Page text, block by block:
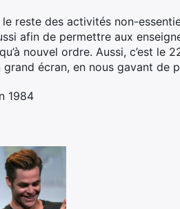
le reste des activités non-
afin de permettre aux
nouvel ordre. Aussi, c’est
grand écran, en nous gavant de